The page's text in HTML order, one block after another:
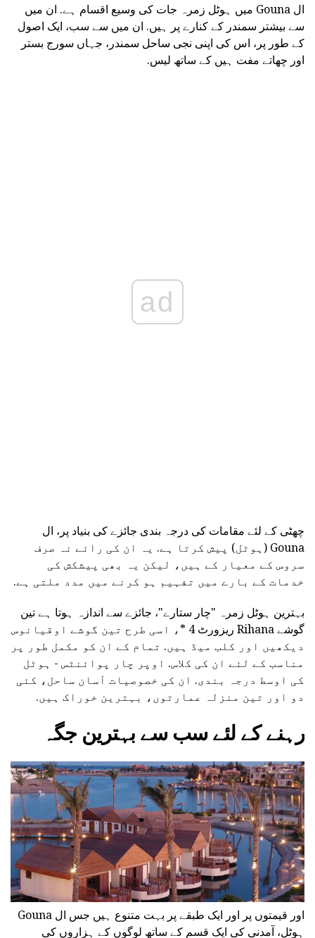
ال Gouna میں ہوٹل زمرہ جات کی وسیع اقسام ہے. ان میں
سے بیشتر سمندر کے کنارے پر ہیں. ان میں سے سب، ایک اصول
کے طور پر، اس کی اپنی نجی ساحل سمندر، جہاں سورج بستر
اور چھاتے مفت ہیں کے ساتھ لیس.
ad
چھٹی کے لئے مقامات کی درجہ بندی جائزے کی بنیاد پر، ال
Gouna (ہوٹل) پیش کرتا ہے. یہ ان کی رائے نہ صرف
سروس کے معیار کے ہیں، لیکن یہ بھی پیشکش کی
خدمات کے بارے میں تفہیم ہو کرنے میں مدد ملتی ہے.
بہترین ہوٹل زمرہ "چار ستارے"، جائزے سے اندازہ ہوتا ہے تین
گوشے Rihana ریزورٹ 4 *، اسی طرح تین گوشے اوقیانوس
دیکھیں اور کلب میڈ ہیں. تمام کے ان کو مکمل طور پر
مناسب کے لئے ان کی کلاس. اوپر چار پوائنٹس - ہوٹل
کی اوسط درجہ بندی. ان کی خصوصیات آسان ساحل، کئی
دو اور تین منزلہ عمارتوں، بہترین خوراک ہیں.
رہنے کے لئے سب سے بہترین جگہ
اور قیمتوں پر اور ایک طبقے پر بہت متنوع ہیں جس ال Gouna
ہوٹل، آمدنی کی ایک قسم کے ساتھ لوگوں کے ہزاروں کی